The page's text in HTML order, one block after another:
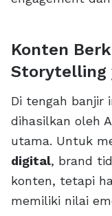
Konten
Storytelling
Di tengah banjir
dihasilkan oleh
utama. Untuk
digital, brand
konten, tetapi
memiliki nilai